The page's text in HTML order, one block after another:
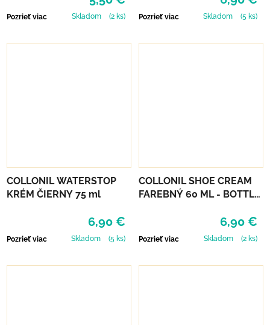
Pozrieť viac Skladom (2 ks) Pozrieť viac Skladom (5 ks)
COLLONIL WATERSTOP
KRÉM ČIERNY 75 ml
6,90 €
Pozrieť viac Skladom (5 ks)
COLLONIL SHOE CREAM
FAREBNÝ 60 ML - BOTTLE
6,90 €
Pozrieť viac Skladom (2 ks)